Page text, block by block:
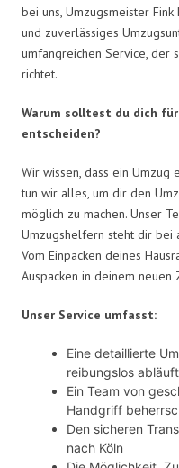
bei uns, Umzugsmeister
und zuverlässiges
umfangreichen Service, der
richtet.
Warum solltest du dich
entscheiden?
Wir wissen, dass ein Umzug
tun wir alles, um dir den
möglich zu machen. Unser
Umzugshelfern steht dir bei
Vom Einpacken deines
Auspacken in deinem neuen
Unser Service umfasst:
Eine detaillierte
reibungslos abläuft
Ein Team von
Handgriff
Den sicheren
nach Köln